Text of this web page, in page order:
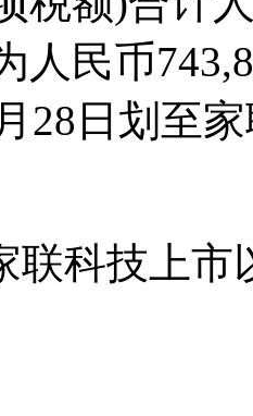
人民币
28日划至
联科技上市